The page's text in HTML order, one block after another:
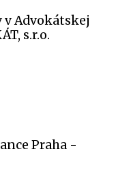
v Advokátskej
s.r.o.
Praha -